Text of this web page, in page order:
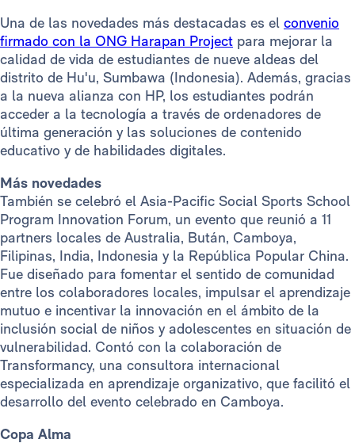
Una de las novedades más destacadas es el convenio
firmado con la ONG Harapan Project para mejorar la
calidad de vida de estudiantes de nueve aldeas del
distrito de Hu'u, Sumbawa (Indonesia). Además, gracias
a la nueva alianza con HP, los estudiantes podrán
acceder a la tecnología a través de ordenadores de
última generación y las soluciones de contenido
educativo y de habilidades digitales.
Más novedades
También se celebró el Asia-Pacific Social Sports School
Program Innovation Forum, un evento que reunió a 11
partners locales de Australia, Bután, Camboya,
Filipinas, India, Indonesia y la República Popular China.
Fue diseñado para fomentar el sentido de comunidad
entre los colaboradores locales, impulsar el aprendizaje
mutuo e incentivar la innovación en el ámbito de la
inclusión social de niños y adolescentes en situación de
vulnerabilidad. Contó con la colaboración de
Transformancy, una consultora internacional
especializada en aprendizaje organizativo, que facilitó el
desarrollo del evento celebrado en Camboya.
Copa Alma